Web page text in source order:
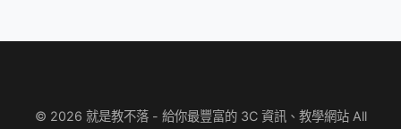
© 2026 就是教不落 - 給你最豐富的 3C 資訊、教學網站 All